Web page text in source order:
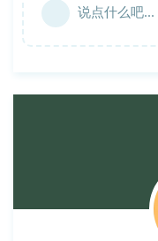
说点什么吧...